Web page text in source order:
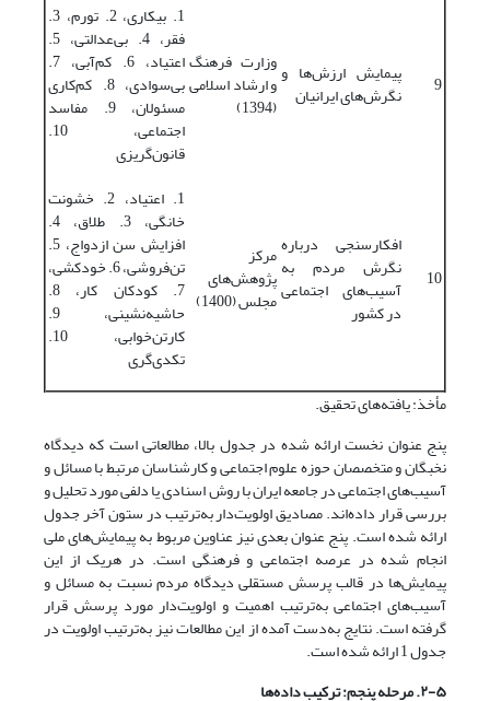
9 پیمایش ارزش‌‌ها و
نگرش‌‌های ایرانیان
وزارت فرهنگ
و ارشاد اسلامی
(1394)
1. بیکاری، 2. تورم، 3.
فقر، 4. بی‌‌عدالتی، 5.
اعتیاد، 6. کم‌‌آبی، 7.
بی‌‌سوادی، 8. کم‌‌کاری
مسئولان، 9. مفاسد
اجتماعی، 10.
قانون‌‌گریزی
10
افکارسنجی درباره
نگرش مردم به
آسیب‌های اجتماعی
در کشور
مرکز
پژوهش‌‌های
مجلس (1400)
1. اعتیاد، 2. خشونت
خانگی، 3. طلاق، 4.
افزایش سن ازدواج، 5.
تن‌فروشی، 6. خودکشی،
7. کودکان کار، 8.
حاشیه‌‌نشینی، 9.
کارتن‌‌خوابی، 10.
تکدی‌‌گری
مأخذ: یافته‌های تحقیق.
پنج عنوان نخست ارائه شده در جدول بالا، مطالعاتی است که دیدگاه
نخبگان و متخصصان حوزه علوم اجتماعی و کارشناسان مرتبط با مسائل و
آسیب‌های اجتماعی در جامعه ایران با روش اسنادی یا دلفی مورد تحلیل و
بررسی قرار داده‌‌اند. مصادیق اولویت‌‌دار به‌ترتیب در ستون آخر جدول
ارائه شده‌‌ است. پنج عنوان بعدی نیز عناوین مربوط به پیمایش‌‌های ملی
انجام شده در عرصه اجتماعی و فرهنگی است. در هریک از این
پیمایش‌‌ها در قالب پرسش مستقلی دیدگاه مردم نسبت به مسائل و
آسیب‌های اجتماعی به‌ترتیب اهمیت و اولویت‌‌دار مورد پرسش قرار
گرفته است. نتایج به‌دست آمده از این مطالعات نیز به‌ترتیب اولویت در
جدول 1 ارائه شده است.
۲-۵. مرحله پنجم: ترکیب داده
ها